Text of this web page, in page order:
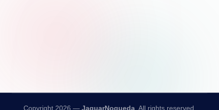
Copyright 2026 — JaguarNogueda. All rights reserved.